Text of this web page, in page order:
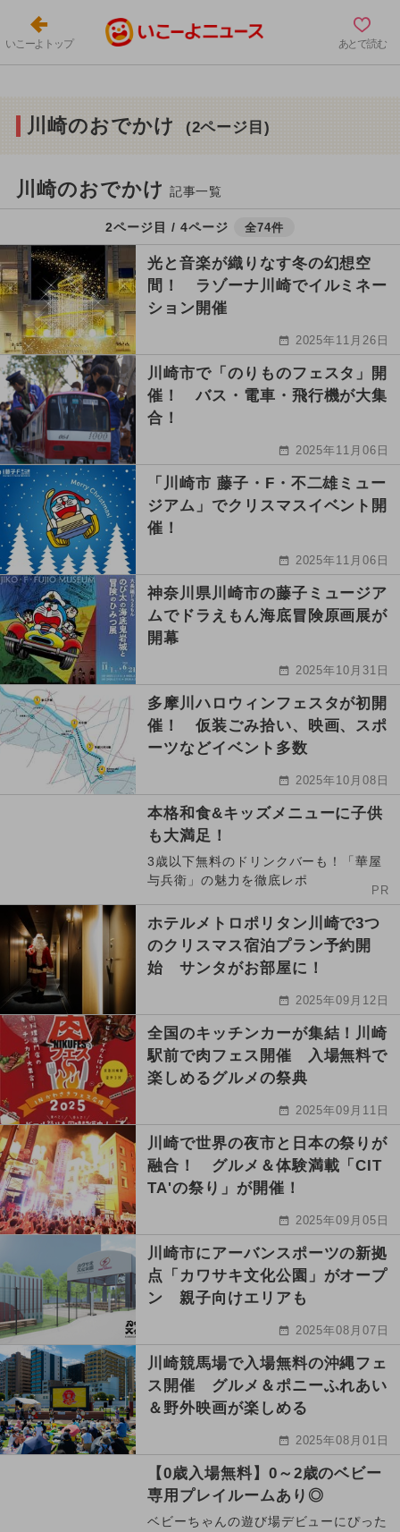
いこーよトップ あとで読む
川崎のおでかけ (2ページ目)
川崎のおでかけ 記事一覧
2ページ目 / 4ページ 全74件
光と音楽が織りなす冬の幻想空
間！ ラゾーナ川崎でイルミネー
ション開催
2025年11月26日
川崎市で「のりものフェスタ」開
催！ バス・電車・飛行機が大集
合！
2025年11月06日
「川崎市 藤子・F・不二雄ミュー
ジアム」でクリスマスイベント開
催！
2025年11月06日
神奈川県川崎市の藤子ミュージア
ムでドラえもん海底冒険原画展が
開幕
2025年10月31日
多摩川ハロウィンフェスタが初開
催！ 仮装ごみ拾い、映画、スポ
ーツなどイベント多数
2025年10月08日
本格和食&キッズメニューに子供
も大満足！
3歳以下無料のドリンクバーも！「華屋
与兵衛」の魅力を徹底レポ
PR
ホテルメトロポリタン川崎で3つ
のクリスマス宿泊プラン予約開
始 サンタがお部屋に！
2025年09月12日
全国のキッチンカーが集結！川崎
駅前で肉フェス開催 入場無料で
楽しめるグルメの祭典
2025年09月11日
川崎で世界の夜市と日本の祭りが
融合！ グルメ＆体験満載「CIT
TA'の祭り」が開催！
2025年09月05日
川崎市にアーバンスポーツの新拠
点「カワサキ文化公園」がオープ
ン 親子向けエリアも
2025年08月07日
川崎競馬場で入場無料の沖縄フェ
ス開催 グルメ＆ポニーふれあい
＆野外映画が楽しめる
2025年08月01日
【0歳入場無料】0～2歳のベビー
専用プレイルームあり◎
ベビーちゃんの遊び場デビューにぴった